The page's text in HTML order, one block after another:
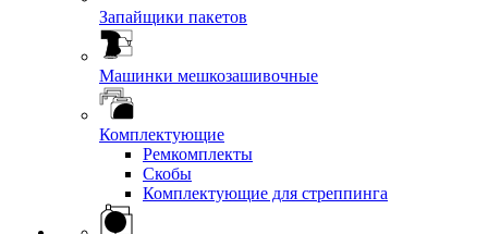
Запайщики пакетов
Машинки мешкозашивочные
Комплектующие
Ремкомплекты
Скобы
Комплектующие для стреппинга